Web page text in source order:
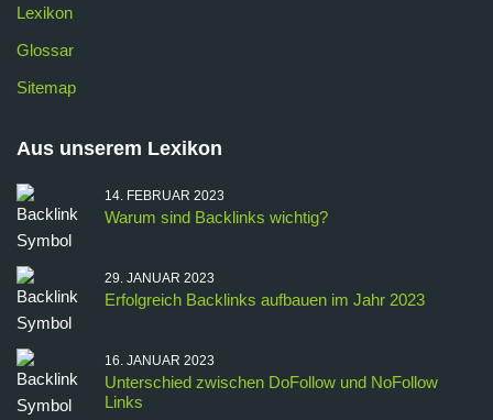
Lexikon
Glossar
Sitemap
Aus unserem Lexikon
14. FEBRUAR 2023
Warum sind Backlinks wichtig?
29. JANUAR 2023
Erfolgreich Backlinks aufbauen im Jahr 2023
16. JANUAR 2023
Unterschied zwischen DoFollow und NoFollow
Links